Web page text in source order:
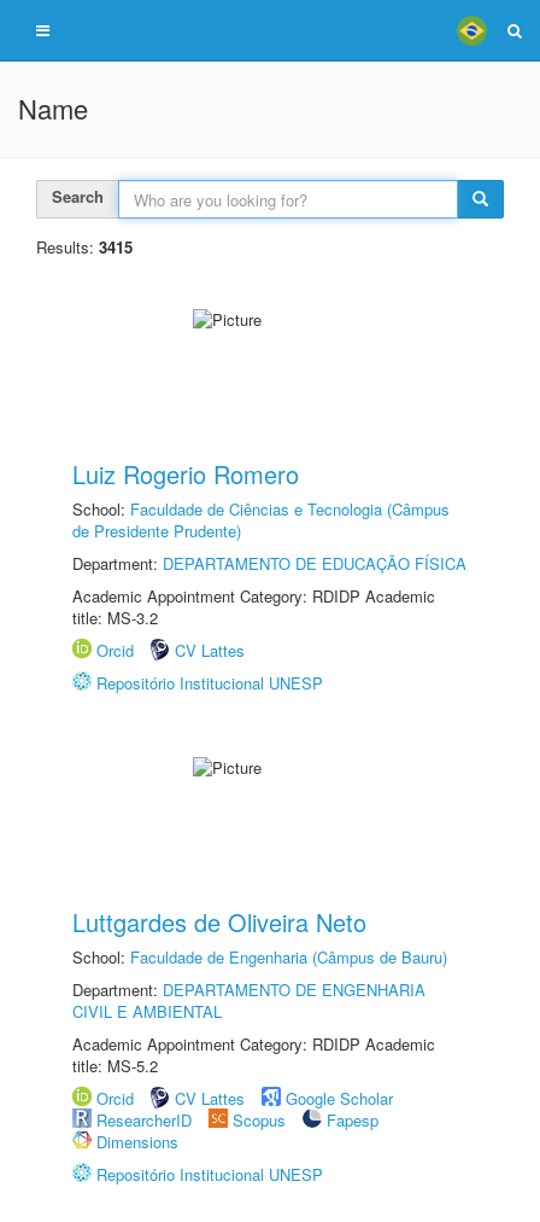
Name
Search
Results: 3415
Luiz Rogerio Romero
School: Faculdade de Ciências e Tecnologia (Câmpus
de Presidente Prudente)
Department: DEPARTAMENTO DE EDUCAÇÃO FÍSICA
Academic Appointment Category: RDIDP Academic
title: MS-3.2
Orcid
CV Lattes
Repositório Institucional UNESP
Luttgardes de Oliveira Neto
School: Faculdade de Engenharia (Câmpus de Bauru)
Department: DEPARTAMENTO DE ENGENHARIA
CIVIL E AMBIENTAL
Academic Appointment Category: RDIDP Academic
title: MS-5.2
Orcid
CV Lattes
Google Scholar
ResearcherID
Scopus
Fapesp
Dimensions
Repositório Institucional UNESP